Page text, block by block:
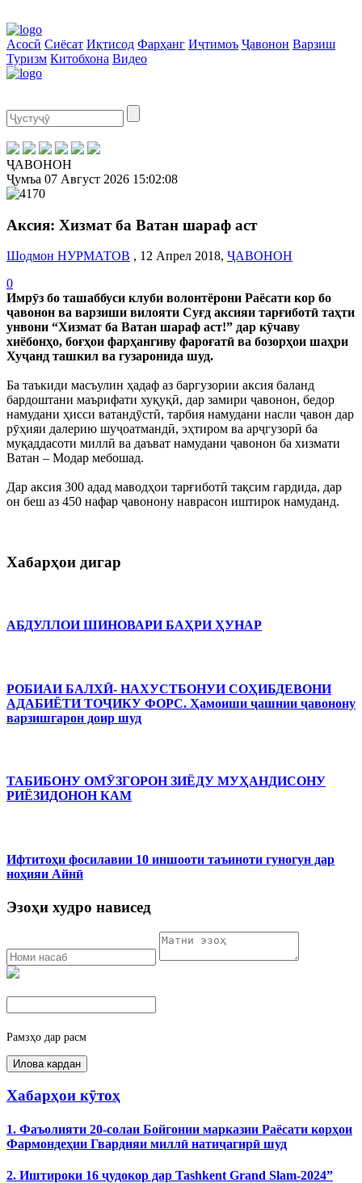
Асосӣ Сиёсат Иқтисод Фарҳанг Иҷтимоъ Ҷавонон Варзиш
Туризм Китобхона Видео
ҶАВОНОН
Ҷумъа 07 Август 2026 15:02:09
Аксия: Хизмат ба Ватан шараф аст
Шодмон НУРМАТОВ , 12 Апрел 2018, ҶАВОНОН
0
Имрӯз бо ташаббуси клуби волонтёрони Раёсати кор бо
ҷавонон ва варзиши вилояти Суғд аксияи тарғиботӣ таҳти
унвони “Хизмат ба Ватан шараф аст!” дар кӯчаву
хиёбонҳо, боғҳои фарҳангиву фароғатӣ ва бозорҳои шаҳри
Хуҷанд ташкил ва гузаронида шуд.
Ба таъкиди масъулин ҳадаф аз баргузории аксия баланд
бардоштани маърифати хуқуқӣ, дар замири ҷавонон, бедор
намудани ҳисси ватандӯстӣ, тарбия намудани насли ҷавон дар
рӯҳияи далерию шуҷоатмандӣ, эҳтиром ва арҷгузорӣ ба
муқаддасоти миллӣ ва даъват намудани ҷавонон ба хизмати
Ватан – Модар мебошад.
Дар аксия 300 адад маводҳои тарғиботӣ тақсим гардида, дар
он беш аз 450 нафар ҷавонону наврасон иштирок намуданд.
Хабарҳои дигар
АБДУЛЛОИ ШИНОВАРИ БАҲРИ ҲУНАР
РОБИАИ БАЛХӢ- НАХУСТБОНУИ СОҲИБДЕВОНИ
АДАБИЁТИ ТОҶИКУ ФОРС. Ҳамоиши ҷашнии ҷавонону
варзишгарон доир шуд
ТАБИБОНУ ОМӮЗГОРОН ЗИЁДУ МУҲАНДИСОНУ
РИЁЗИДОНОН КАМ
Ифтитоҳи фосилавии 10 иншооти таъиноти гуногун дар
ноҳияи Айнӣ
Эзоҳи худро нависед
Рамзҳо дар расм
Хабарҳои кӯтоҳ
1. Фаъолияти 20-солаи Бойгонии марказии Раёсати корҳои
Фармондеҳии Гвардияи миллӣ натиҷагирӣ шуд
2. Иштироки 16 ҷудокор дар Tashkent Grand Slam-2024”